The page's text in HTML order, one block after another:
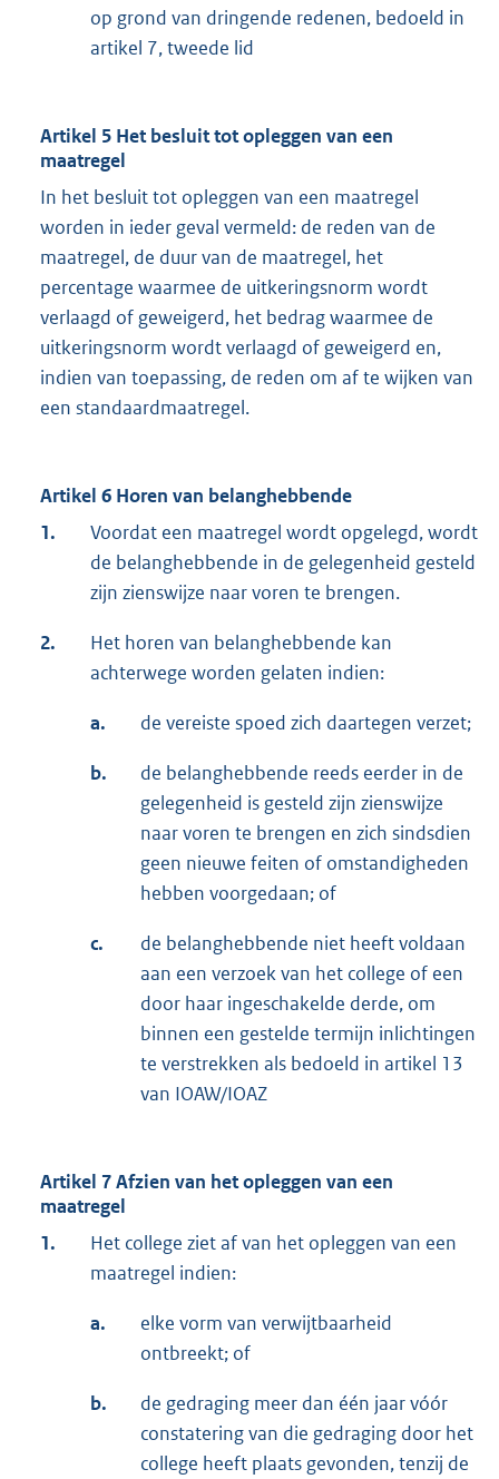
op grond van dringende redenen, bedoeld in
artikel 7, tweede lid
Artikel 5 Het besluit tot opleggen van een
maatregel
In het besluit tot opleggen van een maatregel
worden in ieder geval vermeld: de reden van de
maatregel, de duur van de maatregel, het
percentage waarmee de uitkeringsnorm wordt
verlaagd of geweigerd, het bedrag waarmee de
uitkeringsnorm wordt verlaagd of geweigerd en,
indien van toepassing, de reden om af te wijken van
een standaardmaatregel.
Artikel 6 Horen van belanghebbende
1.
Voordat een maatregel wordt opgelegd, wordt
de belanghebbende in de gelegenheid gesteld
zijn zienswijze naar voren te brengen.
2.
Het horen van belanghebbende kan
achterwege worden gelaten indien:
a. de vereiste spoed zich daartegen verzet;
b.
de belanghebbende reeds eerder in de
gelegenheid is gesteld zijn zienswijze
naar voren te brengen en zich sindsdien
geen nieuwe feiten of omstandigheden
hebben voorgedaan; of
c.
de belanghebbende niet heeft voldaan
aan een verzoek van het college of een
door haar ingeschakelde derde, om
binnen een gestelde termijn inlichtingen
te verstrekken als bedoeld in artikel 13
van IOAW/IOAZ
Artikel 7 Afzien van het opleggen van een
maatregel
1.
Het college ziet af van het opleggen van een
maatregel indien:
a.
elke vorm van verwijtbaarheid
ontbreekt; of
b.
de gedraging meer dan één jaar vóór
constatering van die gedraging door het
college heeft plaats gevonden, tenzij de